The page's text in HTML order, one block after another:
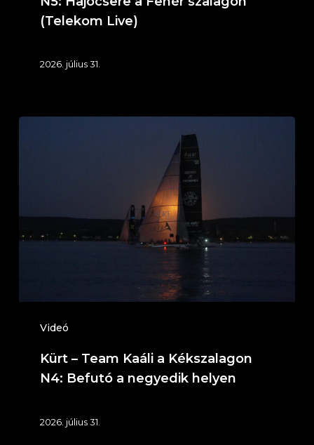
Live)(Telekom Live)
2026. július 31.
Videó
a
Kékszalagon
a
negyedik
helyenKürt – Team Kaáli a Kékszalagon
N4: Befutó a negyedik helyen
2026. július 31.